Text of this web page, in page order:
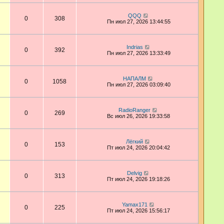
0 308
QQQ
Пн июл 27, 2026 13:44:55
0 392
Indrias
Пн июл 27, 2026 13:33:49
0 1058
НАПАЛМ
Пн июл 27, 2026 03:09:40
0 269
RadioRanger
Вс июл 26, 2026 19:33:58
0 153
Лёгкий
Пт июл 24, 2026 20:04:42
0 313
Delvig
Пт июл 24, 2026 19:18:26
0 225
Yamax171
Пт июл 24, 2026 15:56:17